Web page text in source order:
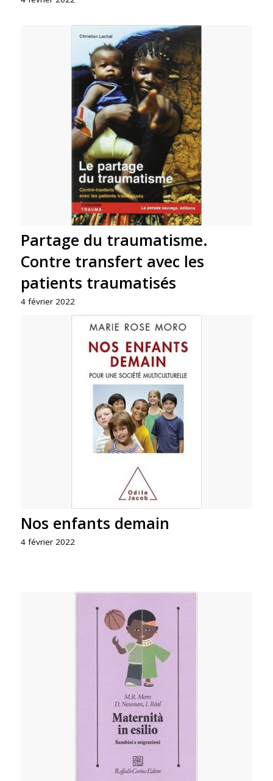
Partage du traumatisme.
Contre transfert avec les
patients traumatisés
4 février 2022
Nos enfants demain
4 février 2022